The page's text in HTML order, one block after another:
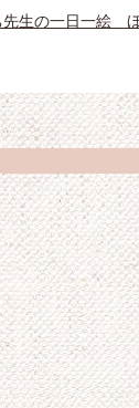
先生の一日一絵